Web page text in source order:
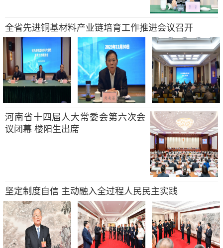
全省先进铜基材料产业链培育工作推进会议召开
河南省十四届人大常委会第六次会
议闭幕 楼阳生出席
坚定制度自信 主动融入全过程人民民主实践